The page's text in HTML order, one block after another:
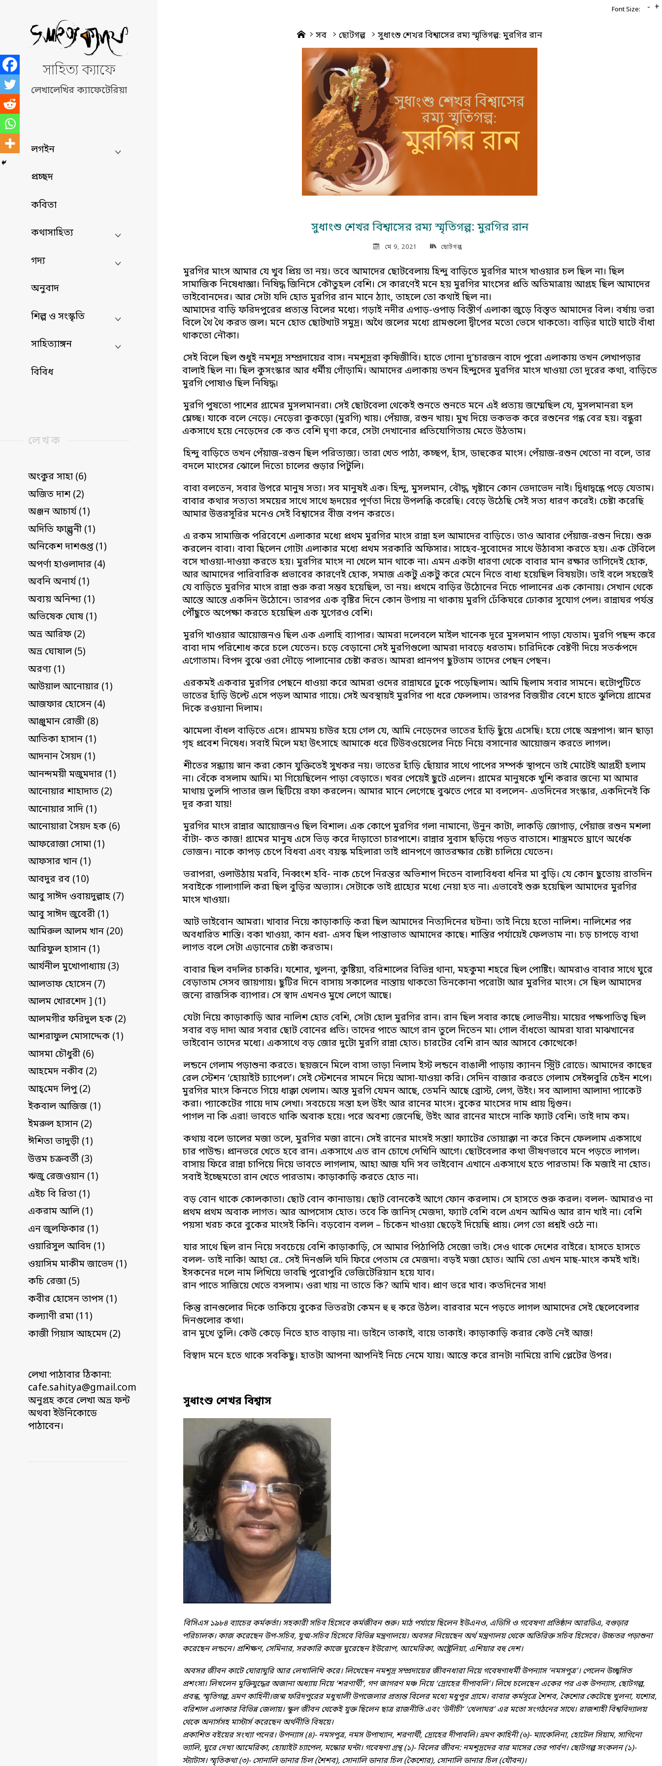
content
সাহিত্য ক্যাফে
লেখালেখির ক্যাফেটেরিয়া
লগইন
প্রচ্ছদ
কবিতা
কথাসাহিত্য
গদ্য
অনুবাদ
শিল্প ও সংস্কৃতি
সাহিত্যাঙ্গন
বিবিধ
লেখক
অংকুর সাহা (6)
অজিত দাশ (2)
অঞ্জন আচার্য (1)
অদিতি ফাল্গুনী (1)
অনিকেশ দাশগুপ্ত (1)
অপর্ণা হাওলাদার (4)
অবনি অনার্য (1)
অব্যয় অনিন্দ্য (1)
অভিষেক ঘোষ (1)
অভ্র আরিফ (2)
অভ্র ঘোষাল (5)
অরণ্য (1)
আউয়াল আনোয়ার (1)
আজফার হোসেন (4)
আঞ্জুমান রোজী (8)
আতিকা হাসান (1)
আদনান সৈয়দ (1)
আনন্দময়ী মজুমদার (1)
আনোয়ার শাহাদাত (2)
আনোয়ার সাদি (1)
আনোয়ারা সৈয়দ হক (6)
আফরোজা সোমা (1)
আফসার খান (1)
আবদুর রব (10)
আবু সাঈদ ওবায়দুল্লাহ (7)
আবু সাঈদ জুবেরী (1)
আমিরুল আলম খান (20)
আরিফুল হাসান (1)
আর্যনীল মুখোপাধ্যায় (3)
আলতাফ হোসেন (7)
আলম খোরশেদ ] (1)
আলমগীর ফরিদুল হক (2)
আশরাফুল মোসাদ্দেক (1)
আসমা চৌধুরী (6)
আহমেদ নকীব (2)
আহ্‌মেদ লিপু (2)
ইকবাল আজিজ (1)
ইমরুল হাসান (2)
ঈশিতা ভাদুড়ী (1)
উত্তম চক্রবর্তী (3)
ঋজু রেজওয়ান (1)
এইচ বি রিতা (1)
একরাম আলি (1)
এন জুলফিকার (1)
ওয়ারিসুল আবিদ (1)
ওয়াসিম মাকীম জাভেদ (1)
কচি রেজা (5)
কবীর হোসেন তাপস (1)
কল্যাণী রমা (11)
কাজী গিয়াস আহমেদ (2)
লেখা পাঠাবার ঠিকানা:
cafe.sahitya@gmail.com
অনুগ্রহ করে লেখা অভ্র ফন্ট
অথবা ইউনিকোডে
পাঠাবেন।
Home
সব ছোটগল্প সুধাংশু শেখর বিশ্বাসের রম্য স্মৃতিগল্প: মুরগির রান
সুধাংশু শেখর বিশ্বাসের রম্য স্মৃতিগল্প: মুরগির রান
মে 9, 2021 ছোটগল্প
মুরগির মাংস আমার যে খুব প্রিয় তা নয়। তবে আমাদের ছোটবেলায় হিন্দু বাড়িতে মুরগির মাংস খাওয়ার চল ছিল না। ছিল
সামাজিক নিষেধাজ্ঞা। নিষিদ্ধ জিনিসে কৌতুহল বেশি। সে কারণেই মনে হয় মুরগির মাংসের প্রতি অতিমাত্রায় আগ্রহ ছিল আমাদের
ভাইবোনদের। আর সেটা যদি হোত মুরগির রান মানে ঠ্যাং, তাহলে তো কথাই ছিল না।
আমাদের বাড়ি ফরিদপুরের প্রত্যন্ত বিলের মধ্যে। গড়াই নদীর এপাড়-ওপাড় বিস্তীর্ণ এলাকা জুড়ে বিস্তৃত আমাদের বিল। বর্ষায় ভরা
বিলে থৈ থৈ করত জল। মনে হোত ছোটখাট সমুদ্র। অথৈ জলের মধ্যে গ্রামগুলো দ্বীপের মতো ভেসে থাকতো। বাড়ির ঘাটে ঘাটে বাঁধা
থাকতো নৌকা।
সেই বিলে ছিল শুধুই নমশূদ্র সম্প্রদায়ের বাস। নমশূদ্ররা কৃষিজীবি। হাতে গোনা দু’চারজন বাদে পুরো এলাকায় তখন লেখাপড়ার
বালাই ছিল না। ছিল কুসংস্কার আর ধর্মীয় গোঁড়ামি। আমাদের এলাকায় তখন হিন্দুদের মুরগির মাংস খাওয়া তো দূরের কথা, বাড়িতে
মুরগি পোষাও ছিল নিষিদ্ধ।
মুরগি পুষতো পাশের গ্রামের মুসলমানরা। সেই ছোটবেলা থেকেই শুনতে শুনতে মনে এই প্রত্যয় জম্মেছিল যে, মুসলমানরা হল
ম্লেচ্ছ। যাকে বলে নেড়ে। নেড়েরা কুকড়ো (মুরগি) খায়। পেঁয়াজ, রশুন খায়। মুখ দিয়ে ভকভক করে রশুনের গন্ধ বের হয়। বন্ধুরা
একসাথে হয়ে নেড়েদের কে কত বেশি ঘৃণা করে, সেটা দেখানোর প্রতিযোগিতায় মেতে উঠতাম।
হিন্দু বাড়িতে তখন পেঁয়াজ-রশুন ছিল পরিত্যজ্য। তারা খেত পাঠা, কচ্ছপ, হাঁস, ডাহুকের মাংস। পেঁয়াজ-রশুন খেতো না বলে, তার
বদলে মাংসের ঝোলে দিতো চালের গুড়ার পিটুলি।
বাবা বলতেন, সবার উপরে মানুষ সত্য। সব মানুষই এক। হিন্দু, মুসলমান, বৌদ্ধ, খৃষ্টানে কোন ভেদাভেদ নাই। দ্বিধাদ্বন্ধে পড়ে যেতাম।
বাবার কথার সত্যতা সময়ের সাথে সাথে হৃদয়ের পূর্ণতা দিয়ে উপলব্ধি করেছি। বেড়ে উঠেছি সেই সত্য ধারণ করেই। চেষ্টা করেছি
আমার উত্তরসূরির মনেও সেই বিশ্বাসের বীজ বপন করতে।
এ রকম সামাজিক পরিবেশে এলাকার মধ্যে প্রথম মুরগির মাংস রান্না হল আমাদের বাড়িতে। তাও আবার পেঁয়াজ-রশুন দিয়ে। শুরু
করলেন বাবা। বাবা ছিলেন গোটা এলাকার মধ্যে প্রথম সরকারি অফিসার। সাহেব-সুবোদের সাথে উঠাবসা করতে হয়। এক টেবিলে
বসে খাওয়া-দাওয়া করতে হয়। মুরগির মাংস না খেলে মান থাকে না। এমন একটা ধারণা থেকে বাবার মান রক্ষার তাগিদেই হোক,
আর আমাদের পারিবারিক প্রভাবের কারণেই হোক, সমাজ একটু একটু করে মেনে নিতে বাধ্য হয়েছিল বিষয়টা। তাই বলে সহজেই
যে বাড়িতে মুরগির মাংস রান্না শুরু করা সম্ভব হয়েছিল, তা নয়। প্রথমে বাড়ির উঠোনের নিচে পালানের এক কোনায়। সেখান থেকে
আস্তে আস্তে একদিন উঠোনে। তারপর এক বৃষ্টির দিনে কোন উপায় না থাকায় মুরগি ঢেঁকিঘরে ঢোকার সুযোগ পেল। রান্নাঘর পর্যন্ত
পৌঁছুতে অপেক্ষা করতে হয়েছিল এক যুগেরও বেশি।
মুরগি খাওয়ার আয়োজনও ছিল এক এলাহি ব্যাপার। আমরা দলেবলে মাইল খানেক দূরে মুসলমান পাড়া যেতাম। মুরগি পছন্দ করে
বাবা দাম পরিশোধ করে চলে যেতেন। চড়ে বেড়ানো সেই মুরগিগুলো আমরা দাবড়ে ধরতাম। চারিদিকে বেষ্টণী দিয়ে সতর্কপদে
এগোতাম। বিপদ বুঝে ওরা দৌড়ে পালানোর চেষ্টা করত। আমরা প্রানপণ ছুটতাম তাদের পেছন পেছন।
এরকমই একবার মুরগির পেছনে ধাওয়া করে আমরা ওদের রান্নাঘরে ঢুকে পড়েছিলাম। আমি ছিলাম সবার সামনে। হুটোপুটিতে
ভাতের হাঁড়ি উল্টে এসে পড়ল আমার গায়ে। সেই অবস্থায়ই মুরগির পা ধরে ফেললাম। তারপর বিজয়ীর বেশে হাতে ঝুলিয়ে গ্রামের
দিকে রওয়ানা দিলাম।
ঝামেলা বাঁধল বাড়িতে এসে। গ্রামময় চাউর হয়ে গেল যে, আমি নেড়েদের ভাতের হাঁড়ি ছুঁয়ে এসেছি। হয়ে গেছে অন্নপাপ। স্নান ছাড়া
গৃহ প্রবেশ নিষেধ। সবাই মিলে মহা উৎসাহে আমাকে ধরে টিউবওয়েলের নিচে নিয়ে বসানোর আয়োজন করতে লাগল।
শীতের সন্ধ্যায় স্নান করা কোন যুক্তিতেই সুখকর নয়। ভাতের হাঁড়ি ছোঁয়ার সাথে পাপের সম্পর্ক স্থাপনে তাই মোটেই আগ্রহী হলাম
না। বেঁকে বসলাম আমি। মা গিয়েছিলেন পাড়া বেড়াতে। খবর পেয়েই ছুটে এলেন। গ্রামের মানুষকে খুশি করার জন্যে মা আমার
মাথায় তুলসি পাতার জল ছিটিয়ে রফা করলেন। আমার মানে লেগেছে বুঝতে পেরে মা বললেন- এতদিনের সংস্কার, একদিনেই কি
দূর করা যায়!
মুরগির মাংস রান্নার আয়োজনও ছিল বিশাল। এক কোপে মুরগির গলা নামানো, উনুন কাটা, লাকড়ি জোগাড়, পেঁয়াজ রশুন মশলা
বাঁটা- কত কাজ! গ্রামের মানুষ এসে ভিড় করে দাঁড়াতো চারপাশে। রান্নার সুবাস ছড়িয়ে পড়ত বাতাসে। শাস্ত্রমতে ঘ্রাণে অর্ধেক
ভোজন। নাকে কাপড় চেপে বিধবা এবং বয়স্ক মহিলারা তাই প্রানপণে জাতরক্ষার চেষ্টা চালিয়ে যেতেন।
ভরাপরা, ওলাউঠায় মরবি, নিব্বংশ হবি- নাক চেপে নিরন্তর অভিশাপ দিতেন বাল্যবিধবা ধনির মা বুড়ি। যে কোন ছুতোয় রাতদিন
সবাইকে গালাগালি করা ছিল বুড়ির অভ্যাস। সেটাকে তাই গ্রাহ্যের মধ্যে নেয়া হত না। এভাবেই শুরু হয়েছিল আমাদের মুরগির
মাংস খাওয়া।
আট ভাইবোন আমরা। খাবার নিয়ে কাড়াকাড়ি করা ছিল আমাদের নিত্যদিনের ঘটনা। তাই নিয়ে হতো নালিশ। নালিশের পর
অবধারিত শাস্তি। বকা খাওয়া, কান ধরা- এসব ছিল পান্তাভাত আমাদের কাছে। শাস্তির পর্যায়েই ফেলতাম না। চড় চাপড়ে ব্যথা
লাগত বলে সেটা এড়ানোর চেষ্টা করতাম।
বাবার ছিল বদলির চাকরি। যশোর, খুলনা, কুষ্টিয়া, বরিশালের বিভিন্ন থানা, মহকুমা শহরে ছিল পোষ্টিং। আমরাও বাবার সাথে ঘুরে
বেড়াতাম সেসব জায়গায়। ছুটির দিনে বাসায় সকালের নাস্তায় থাকতো তিনকোনা পরোটা আর মুরগির মাংস। সে ছিল আমাদের
জন্যে রাজসিক ব্যাপার। সে স্বাদ এখনও মুখে লেগে আছে।
যেটা নিয়ে কাড়াকাড়ি আর নালিশ হোত বেশি, সেটা হোল মুরগির রান। রান ছিল সবার কাছে লোভনীয়। মায়ের পক্ষপাতিত্ব ছিল
সবার বড় দাদা আর সবার ছোট বোনের প্রতি। তাদের পাতে আগে রান তুলে দিতেন মা। গোল বাঁধতো আমরা যারা মাঝখানের
ভাইবোন তাদের মধ্যে। একসাথে বড় জোর দুটো মুরগি রান্না হোত। চারটের বেশি রান আর আসবে কোত্থেকে!
লন্ডনে গেলাম পড়াশুনা করতে। ছয়জনে মিলে বাসা ভাড়া নিলাম ইস্ট লন্ডনে বাঙালী পাড়ায় ক্যানন স্ট্রিট রোডে। আমাদের কাছের
রেল স্টেশন ‘হোয়াইট চ্যাপেল’। সেই স্টেশনের সামনে দিয়ে আসা-যাওয়া করি। সেদিন বাজার করতে গেলাম সেইন্সবুরি চেইন শপে।
মুরগির মাংস কিনতে গিয়ে ধাক্কা খেলাম। আস্ত মুরগি যেমন আছে, তেমনি আছে ব্রোস্ট, লেগ, উইং। সব আলাদা আলাদা প্যাকেট
করা। প্যাকেটের গায়ে দাম লেখা। সবচেয়ে সস্তা হল উইং আর রানের মাংস। বুকের মাংসের দাম প্রায় দ্বিগুন।
পাগল না কি এরা! ভাবতে থাকি অবাক হয়ে। পরে অবশ্য জেনেছি, উইং আর রানের মাংসে নাকি ফ্যাট বেশি। তাই দাম কম।
কথায় বলে ডালের মজা তলে, মুরগির মজা রানে। সেই রানের মাংসই সস্তা! ফ্যাটের তোয়াক্কা না করে কিনে ফেললাম একসাথে
চার পাউন্ড। প্রানভরে খেতে হবে রান। একসাথে এত রান চোখে দেখিনি আগে। ছোটবেলার কথা ভীষণভাবে মনে পড়তে লাগল।
বাসায় ফিরে রান্না চাপিয়ে দিয়ে ভাবতে লাগলাম, আহা আজ যদি সব ভাইবোন এখানে একসাথে হতে পারতাম! কি মজাই না হোত।
সবাই ইচ্ছেমতো রান খেতে পারতাম। কাড়াকাড়ি করতে হোত না।
বড় বোন থাকে কোলকাতা। ছোট বোন কানাডায়। ছোট বোনকেই আগে ফোন করলাম। সে হাসতে শুরু করল। বলল- আমারও না
প্রথম প্রথম অবাক লাগত। আর আপসোস হোত। তবে কি জানিস্ মেজদা, ফ্যাট বেশি বলে এখন আমিও আর রান খাই না। বেশি
পয়সা খরচ করে বুকের মাংসই কিনি। বড়বোন বলল – চিকেন খাওয়া ছেড়েই দিয়েছি প্রায়। লেগ তো প্রশ্নই ওঠে না।
যার সাথে ছিল রান নিয়ে সবচেয়ে বেশি কাড়াকাড়ি, সে আমার পিঠাপিঠি সেজো ভাই। সেও থাকে দেশের বাইরে। হাসতে হাসতে
বলল- তাই নাকি! আহা রে.. সেই দিনগুলি যদি ফিরে পেতাম রে মেজদা। বড়ই মজা হোত। আমি তো এখন মাছ-মাংস কমই খাই।
ইসকনের দলে নাম লিখিয়ে ভাবছি পুরোপুরি ভেজিটেরিয়ান হয়ে যাব।
রান পাতে সাজিয়ে খেতে বসলাম। ওরা খায় না তাতে কি? আমি খাব। প্রাণ ভরে খাব। কতদিনের সাধ!
কিন্তু রানগুলোর দিকে তাকিয়ে বুকের ভিতরটা কেমন হু হু করে উঠল। বারবার মনে পড়তে লাগল আমাদের সেই ছেলেবেলার
দিনগুলোর কথা।
রান মুখে তুলি। কেউ কেড়ে নিতে হাত বাড়ায় না। ডাইনে তাকাই, বায়ে তাকাই। কাড়াকাড়ি করার কেউ নেই আজ!
বিস্বাদ মনে হতে থাকে সবকিছু। হাতটা আপনা আপনিই নিচে নেমে যায়। আস্তে করে রানটা নামিয়ে রাখি প্লেটের উপর।
সুধাংশু শেখর বিশ্বাস
বিসিএস ১৯৮৪ ব্যাচের কর্মকর্তা। সহকারী সচিব হিসেবে কর্মজীবন শুরু। মাঠ পর্যায়ে ছিলেন ইউএনও, এডিসি ও গবেষণা প্রতিষ্ঠান আরডিএ, বগুড়ার
পরিচালক। কাজ করেছেন উপ-সচিব, যুগ্ম-সচিব হিসেবে বিভিন্ন মন্ত্রণালয়ে। অবসর নিয়েছেন অর্থ মন্ত্রণালয় থেকে অতিরিক্ত সচিব হিসেবে। উচ্চতর পড়াশুনা
করেছেন লন্ডনে। প্রশিক্ষণ, সেমিনার, সরকারি কাজে ঘুরেছেন ইউরোপ, আমেরিকা, অষ্ট্রেলিয়া, এশিয়ার বহু দেশ।
অবসর জীবন কাটে ঘোরাঘুরি আর লেখালিখি করে। লিখেছেন নমশূদ্র সম্প্রদায়ের জীবনধারা নিয়ে গবেষণাধর্মী উপন্যাস ‘নমসপুত্র’। পেলেন উচ্ছ্বসিত
প্রশংসা। লিখলেন মুক্তিযুদ্ধের অজানা অধ্যায় নিয়ে ‘শরণার্থী’, গণ জাগরণ মঞ্চ নিয়ে ‘দ্রোহের দীপাবলি’। লিখে চলেছেন একের পর এক উপন্যাস, ছোটগল্প,
প্রবন্ধ, স্মৃতিগল্প, ভ্রমণ কাহিনী।জন্ম ফরিদপুরের মধুখালী উপজেলার প্রত্যন্ত বিলের মধ্যে মধুপুর গ্রামে। বাবার কর্মসূত্রে শৈশব, কৈশোর কেটেছে খুলনা, যশোর,
বরিশাল এলাকার বিভিন্ন জেলায়। স্কুল জীবন থেকেই যুক্ত ছিলেন ছাত্র রাজনীতি এবং ‘উদীচী’ ‘খেলাঘর’ এর মতো সংগঠনের সাথে। রাজশাহী বিশ্ববিদ্যালয়
থেকে অনার্সসহ মাস্টার্স করেছেন অর্থনীতি বিষয়ে।
প্রকাশিত বইয়ের সংখ্যা পনের। উপন্যাস (৪)- নমসপুত্র, নমস উপাখ্যান, শরণার্থী, দ্রোহের দীপাবলি। ভ্রমণ কাহিনী (৬)- ম্যাকেলিনা, হোটেল সিয়াম, সাগিনো
ভ্যালি, ঘুরে দেখা আমেরিকা, হোয়াইট চ্যাপেল, মস্কোর ঘন্টা। গবেষণা গ্রন্থ (১)- বিলের জীবন: নমশূদ্রদের বার মাসের তের পার্বণ। ছোটগল্প সংকলন (১)-
স্ট্যাটাস। স্মৃতিকথা (৩)- সোনালি ডানার চিল (শৈশব), সোনালি ডানার চিল (কৈশোর), সোনালি ডানার চিল (যৌবন)।
Font Size: - +